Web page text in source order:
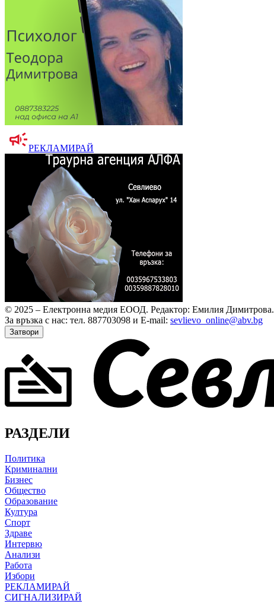
РЕКЛАМИРАЙ
© 2025 – Електронна медия ЕООД. Редактор: Емилия Димитрова.
За връзка с нас: тел. 887703098 и E-mail: sevlievo_online@abv.bg
Затвори
РАЗДЕЛИ
Политика
Криминални
Бизнес
Общество
Образование
Култура
Спорт
Здраве
Интервю
Анализи
Работа
Избори
РЕКЛАМИРАЙ
СИГНАЛИЗИРАЙ